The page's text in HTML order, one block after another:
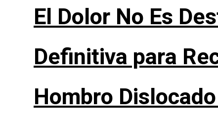
El Dolor No Es
Definitiva para
Hombro